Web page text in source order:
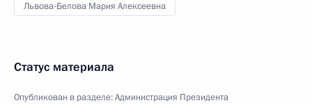
Львова-Белова Мария Алексеевна
Статус материала
Опубликован в разделе:Администрация Президента